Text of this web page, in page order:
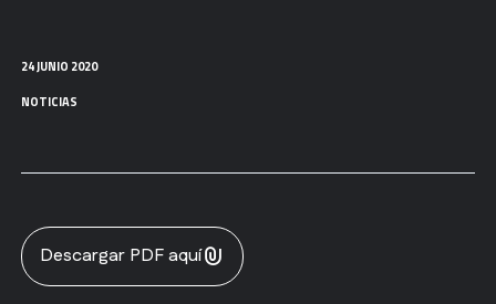
24 JUNIO 2020
NOTICIAS
Descargar PDF aquí